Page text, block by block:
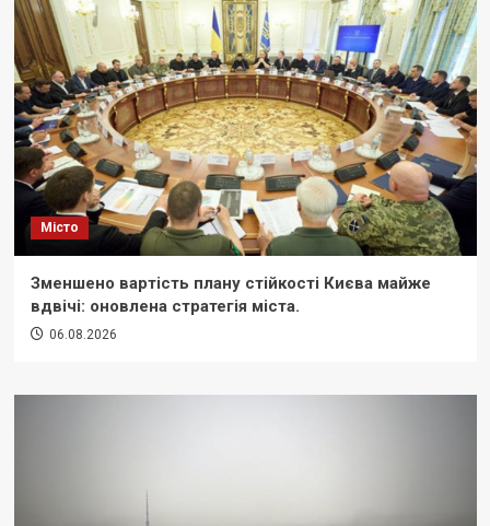
Місто
Зменшено вартість плану стійкості Києва майже
вдвічі: оновлена стратегія міста.
06.08.2026